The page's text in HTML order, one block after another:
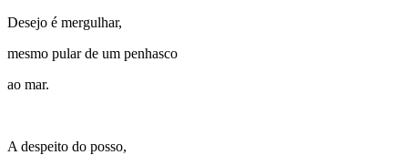
Desejo é mergulhar,
mesmo pular de um penhasco
ao mar.
A despeito do posso,